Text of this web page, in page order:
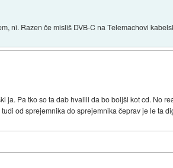
ni. Razen če misliš DVB-C na Telemachovi
ja. Pa tko so ta dab hvalili da bo boljši kot cd. No
od sprejemnika do sprejemnika čeprav je le ta